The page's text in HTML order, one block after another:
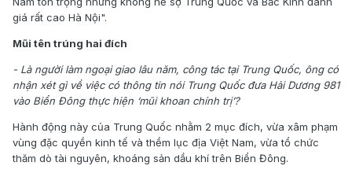
giá rất cao Hà Nội".
Mũi tên trúng hai đích
- Là người làm ngoại giao lâu năm, công tác tại Trung Quốc, ông có
nhận xét gì về việc có thông tin nói Trung Quốc đưa Hải Dương 981
vào Biển Đông thực hiện ‘mũi khoan chính trị’?
Hành động này của Trung Quốc nhằm 2 mục đích, vừa xâm phạm
vùng đặc quyền kinh tế và thềm lục địa Việt Nam, vừa tổ chức
thăm dò tài nguyên, khoáng sản dầu khí trên Biển Đông.